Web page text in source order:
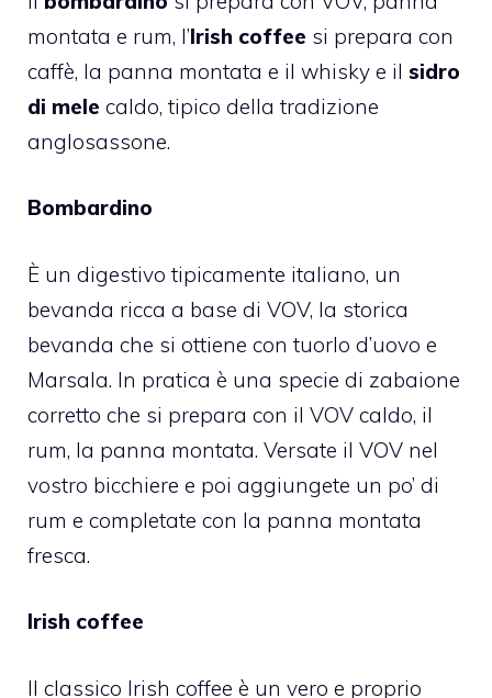
montata e rum, l’Irish coffee si prepara con
caffè, la panna montata e il whisky e il sidro
di mele caldo, tipico della tradizione
anglosassone.
Bombardino
È un digestivo tipicamente italiano, un
bevanda ricca a base di VOV, la storica
bevanda che si ottiene con tuorlo d’uovo e
Marsala. In pratica è una specie di zabaione
corretto che si prepara con il VOV caldo, il
rum, la panna montata. Versate il VOV nel
vostro bicchiere e poi aggiungete un po’ di
rum e completate con la panna montata
fresca.
Irish coffee
Il classico Irish coffee è un vero e proprio